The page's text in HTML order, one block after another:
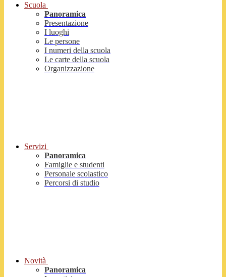
Scuola
Panoramica
Presentazione
I luoghi
Le persone
I numeri della scuola
Le carte della scuola
Organizzazione
Servizi
Panoramica
Famiglie e studenti
Personale scolastico
Percorsi di studio
Novità
Panoramica